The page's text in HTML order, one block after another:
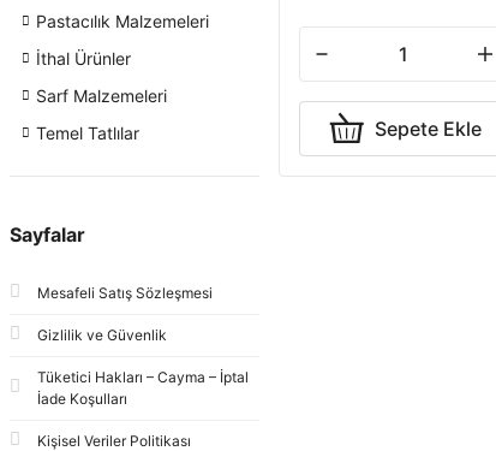
Pastacılık Malzemeleri
İthal Ürünler
Sarf Malzemeleri
Temel Tatlılar
Sayfalar
Mesafeli Satış Sözleşmesi
Gizlilik ve Güvenlik
Tüketici Hakları – Cayma – İptal
İade Koşulları
Kişisel Veriler Politikası
Sepete Ekle